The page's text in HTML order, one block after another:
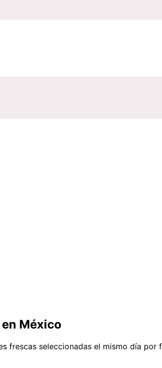
en México
frescas seleccionadas el mismo día